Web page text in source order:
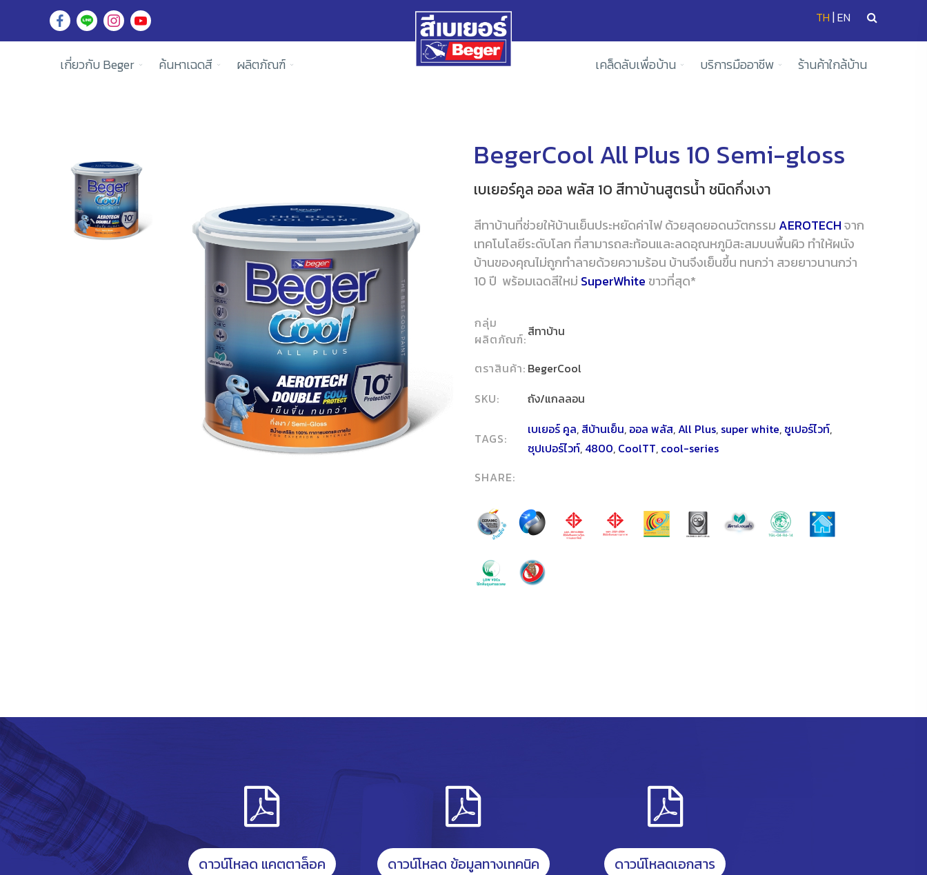
TH |EN
เกี่ยวกับ Beger ค้นหาเฉดสี ผลิตภัณฑ์ เคล็ดลับเพื่อบ้าน บริการมืออาชีพ ร้านค้าใกล้บ้าน
BegerCool All Plus 10 Semi-gloss
เบเยอร์คูล ออล พลัส 10 สีทาบ้านสูตรน้ำ ชนิดกึ่งเงา
สีทาบ้านที่ช่วยให้บ้านเย็นประหยัดค่าไฟ ด้วยสุดยอดนวัตกรรม AEROTECHจาก
เทคโนโลยีระดับโลก ที่สามารถสะท้อนและลดอุณหภูมิสะสมบนพื้นผิว ทำให้ผนัง
บ้านของคุณไม่ถูกทำลายด้วยความร้อน บ้านจึงเย็นขึ้น ทนกว่า สวยยาวนานกว่า
10 ปี พร้อมเฉดสีใหม่ SuperWhite ขาวที่สุด*
กลุ่ม
ผลิตภัณฑ์:สีทาบ้าน
ตราสินค้า: BegerCool
SKU:
ถัง/แกลลอน
TAGS:
เบเยอร์ คูล, สีบ้านเย็น, ออล พลัส,All Plus, super white, ซูเปอร์ไวท์,
ซุปเปอร์ไวท์, 4800, CoolTT, cool-series
SHARE:
ดาวน์โหลด แคตตาล็อค ดาวน์โหลด ข้อมูลทางเทคนิค ดาวน์โหลดเอกสาร